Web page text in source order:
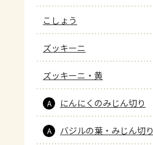
こしょう
ズッキーニ
ズッキーニ・黄
A にんにくのみじん切り
A バジルの葉・みじん切り